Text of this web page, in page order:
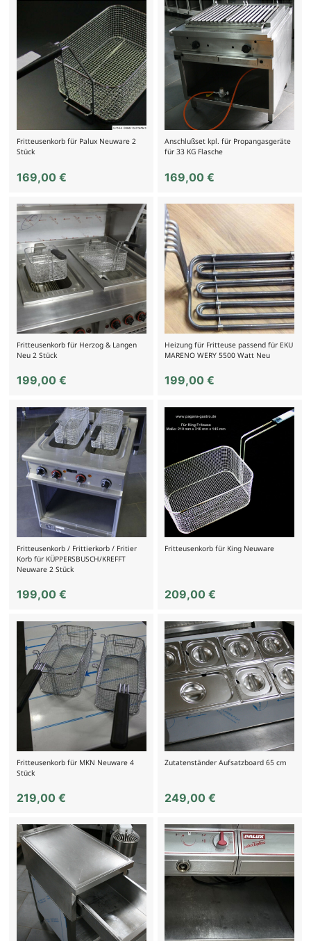
Fritteusenkorb für Palux Neuware 2
Stück
169,00 €
Anschlußset kpl. für Propangasgeräte
für 33 KG Flasche
169,00€
Fritteusenkorb für Herzog & Langen
Neu 2 Stück
199,00 €
Heizung für Fritteuse passend für EKU
MARENO WERY 5500 Watt Neu
199,00€
Fritteusenkorb / Frittierkorb / Fritier
Korb für KÜPPERSBUSCH/KREFFT
Neuware 2 Stück
199,00 €
Fritteusenkorb für King Neuware
209,00€
Fritteusenkorb für MKN Neuware 4
Stück
219,00 €
Zutatenständer Aufsatzboard 65 cm
249,00€